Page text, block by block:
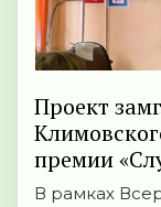
Проект
премии
В рамках